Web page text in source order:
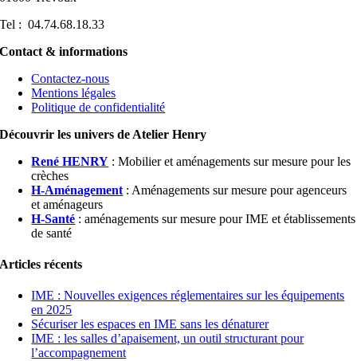
Tel : 04.74.68.18.33
Contact & informations
Contactez-nous
Mentions légales
Politique de confidentialité
Découvrir les univers de Atelier Henry
René HENRY : Mobilier et aménagements sur mesure pour les
crèches
H-Aménagement : Aménagements sur mesure pour agenceurs
et aménageurs
H-Santé : aménagements sur mesure pour IME et établissements
de santé
Articles récents
IME : Nouvelles exigences réglementaires sur les équipements
en 2025
Sécuriser les espaces en IME sans les dénaturer
IME : les salles d’apaisement, un outil structurant pour
l’accompagnement